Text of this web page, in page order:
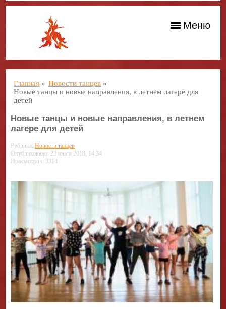
Меню
Главная » Новости танцев »
Новые танцы и новые направления, в летнем лагере для
детей
Новые танцы и новые направления, в летнем
лагере для детей
Рубрика:Новости танцев
Опубликовано: 23 июля 2018, 14:34
Просмотров: 3314